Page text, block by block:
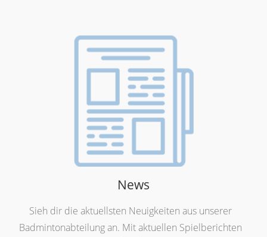
News
Sieh dir die aktuellsten Neuigkeiten aus unserer
Badmintonabteilung an. Mit aktuellen Spielberichten